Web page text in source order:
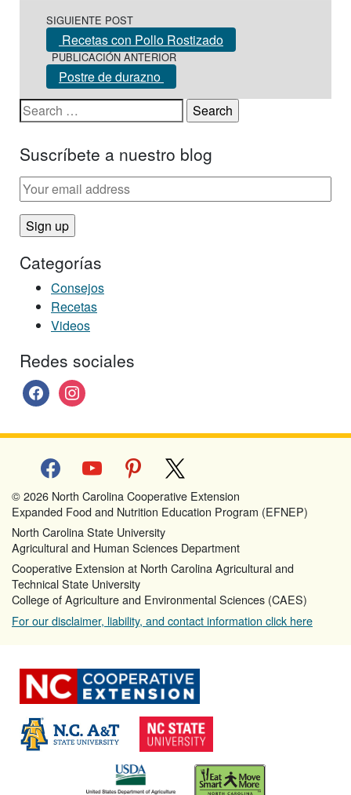
SIGUIENTE POST
Recetas con Pollo Rostizado
PUBLICACIÓN ANTERIOR
Postre de durazno
Search for:
Suscríbete a nuestro blog
Categorías
Consejos
Recetas
Videos
Redes sociales
facebookinstagram
facebookyoutube pinterest
© 2026 North Carolina Cooperative Extension
Expanded Food and Nutrition Education Program (EFNEP)
North Carolina State University
Agricultural and Human Sciences Department
Cooperative Extension at North Carolina Agricultural and
Technical State University
College of Agriculture and Environmental Sciences (CAES)
For our disclaimer, liability, and contact information click here